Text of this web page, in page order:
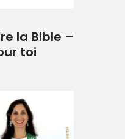
la Bible –
toi